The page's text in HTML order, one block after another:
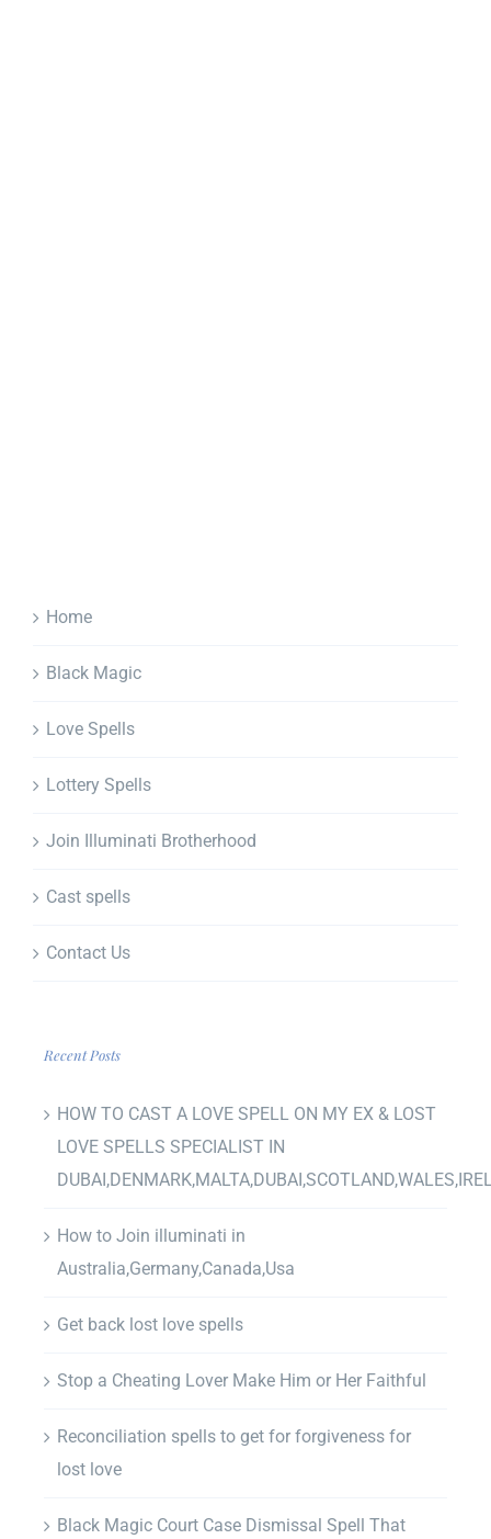
Home
Black Magic
Love Spells
Lottery Spells
Join Illuminati Brotherhood
Cast spells
Contact Us
Recent Posts
HOW TO CAST A LOVE SPELL ON MY EX & LOST
LOVE SPELLS SPECIALIST IN
How to Join illuminati in
Australia,Germany,Canada,Usa
Get back lost love spells
Stop a Cheating Lover Make Him or Her Faithful
Reconciliation spells to get for forgiveness for
lost love
Black Magic Court Case Dismissal Spell That